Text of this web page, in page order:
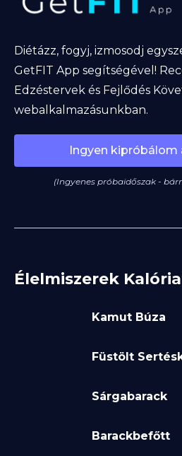
Diétázz, fogyj, izmosodj
GetFIT App segítségével!
Edzéstervek és Fejlődés
webalkalmazásunkban.
Ingyen kipróbálom
(Ingyenes próbaidőszak -
Élelmiszerek
Kamut Búza
Füstölt
Sárgabarack
Barackbefőtt